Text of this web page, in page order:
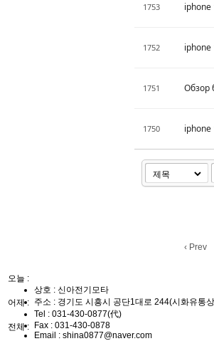
오늘 :
어제 :
전체 :
1753 iphone
1752 iphone
1751 Обзор
1750 iphone
‹ Prev
상호 : 신아전기모타
주소 : 경기도 시흥시 공단1대로 244(시화유통
Tel : 031-430-0877(代)
Fax : 031-430-0878
Email : shina0877@naver.com